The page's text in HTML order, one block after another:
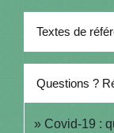
Textes de
Questions ?
Covid-19 :